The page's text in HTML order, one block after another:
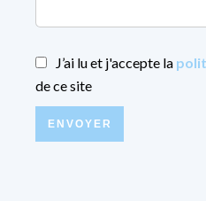
J’ai lu et j'accepte la
de ce site
ENVOYER